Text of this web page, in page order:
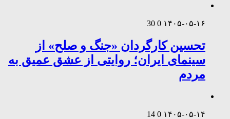
۱۴۰۵-۰۵-۱۶ 0
30
تحسین کارگردان «جنگ و صلح» از
سینمای ایران؛ روایتی از عشق عمیق به
مردم
۱۴۰۵-۰۵-۱۴ 0
14